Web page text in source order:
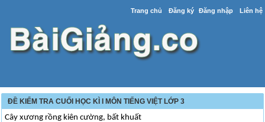
Trang chủ Đăng ký Đăng nhập Liên hệ
ĐỀ KIỂM TRA CUỐI HỌC KÌ I MÔN TIẾNG VIỆT LỚP 3
Cây xương rồng kiên cường, bất khuất